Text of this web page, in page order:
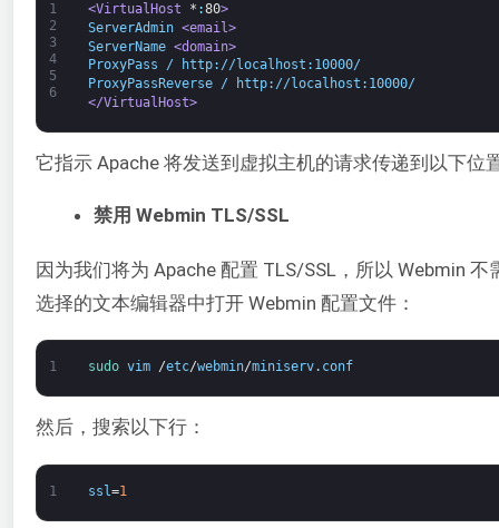
1
2
3
4
5
6
<VirtualHost * :80>
ServerAdmin <email>
ServerName <domain>
ProxyPass / http://localhost:10000/
ProxyPassReverse / http://localhost:10000/
</VirtualHost>
它指示 Apache 将发送到虚拟主机的请求传递到以下位
禁用 Webmin TLS/SSL
因为我们将为 Apache 配置 TLS/SSL，所以 Webmin
选择的文本编辑器中打开 Webmin 配置文件：
1 sudo vim /etc/webmin/miniserv. conf
然后，搜索以下行：
1 ssl =1